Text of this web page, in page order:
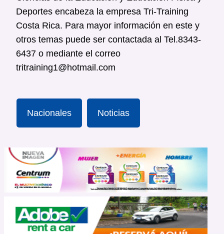
Deportes encabeza la empresa Tri-Training
Costa Rica. Para mayor información en este y
otros temas puede ser contactada al Tel.8343-
6437 o mediante el correo
tritraining1@hotmail.com
Nacionales Noticias